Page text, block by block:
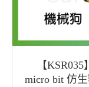
【
micro bit 仿